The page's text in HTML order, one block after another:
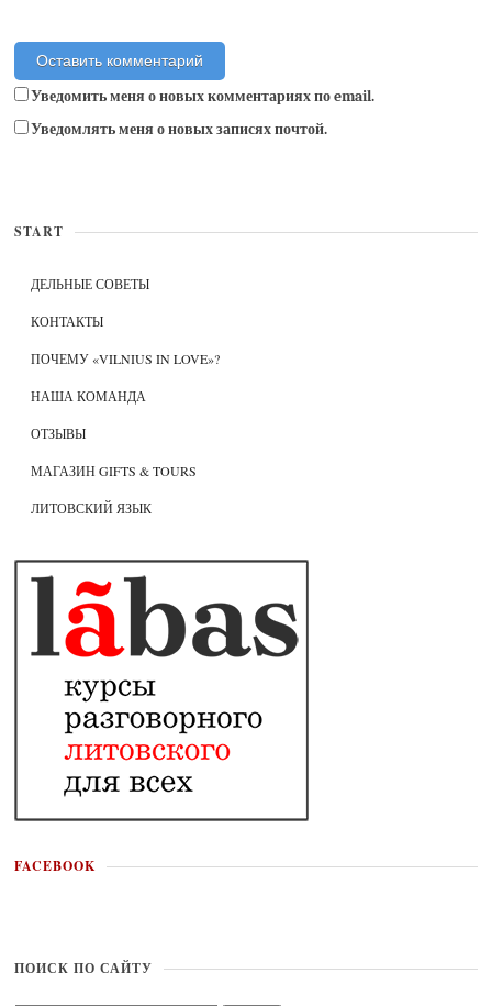
Уведомить меня о новых комментариях по email.
Уведомлять меня о новых записях почтой.
START
ДЕЛЬНЫЕ СОВЕТЫ
КОНТАКТЫ
ПОЧЕМУ «VILNIUS IN LOVE»?
НАША КОМАНДА
ОТЗЫВЫ
МАГАЗИН GIFTS & TOURS
ЛИТОВСКИЙ ЯЗЫК
FACEBOOK
ПОИСК ПО САЙТУ